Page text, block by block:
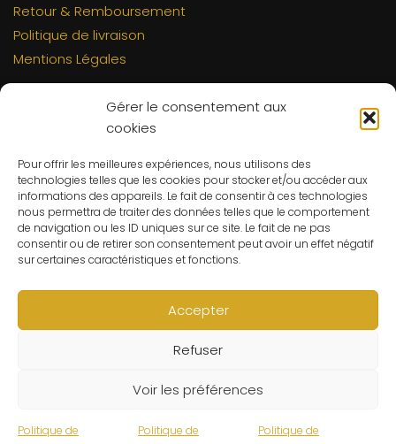
Gérer le consentement aux
cookies
Pour offrir les meilleures expériences, nous utilisons des
technologies telles que les cookies pour stocker et/ou accéder aux
informations des appareils. Le fait de consentir à ces technologies
nous permettra de traiter des données telles que le comportement
de navigation ou les ID uniques sur ce site. Le fait de ne pas
consentir ou de retirer son consentement peut avoir un effet négatif
sur certaines caractéristiques et fonctions.
Accepter
Refuser
Voir les préférences
Politique de Politique de Politique de
Retour & Remboursement
Politique de livraison
Mentions Légales
Contact
C.G.V
Suivre ma commande
CONTACT
Un problème ? Une question ? Le Refuge du Sorcier™ est
à votre disposition 7j/7 et 24h/24.
Notre règle d’or ? Un client 100% satisfait.
© Le Refuge du Sorcier™